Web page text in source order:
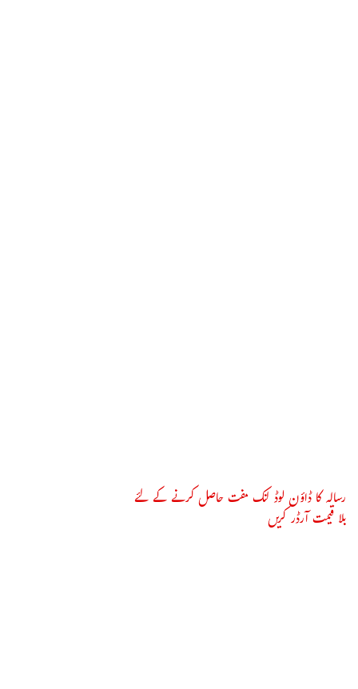
رسالہ کا ڈاؤن لوڈ لنک مفت حاصل کرنے کے لئے
بلا قیمت آرڈر کریں